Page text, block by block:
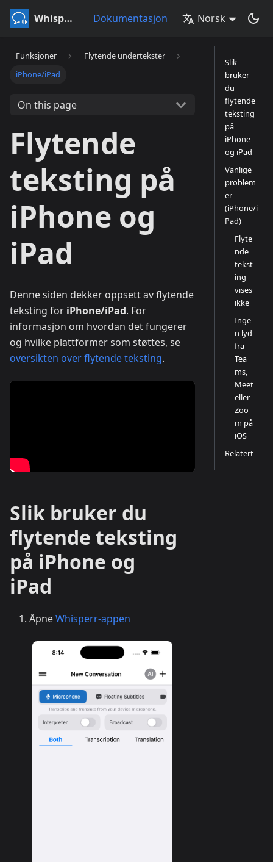
Whisperr Dokumentasjon Norsk
Funksjoner
Flytende undertekster
iPhone/iPad
On this page
Flytende
teksting på
iPhone og
iPad
Denne siden dekker oppsett av flytende
teksting for iPhone/iPad. For
informasjon om hvordan det fungerer
og hvilke plattformer som støttes, se
oversikten over flytende teksting.
Slik bruker du
flytende teksting
på iPhone og
iPad
ÅpneWhisperr-appen
Slik
bruker
du
flytende
teksting
på
iPhone
og iPad
Vanlige
problem
er
(iPhone/i
Pad)
Flyte
nde
tekst
ing
vises
ikke
Inge
n lyd
fra
Tea
ms,
Meet
eller
Zoo
m på
iOS
Relatert